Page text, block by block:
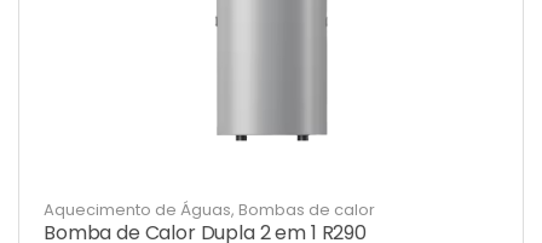
Aquecimento de Águas, Bombas de calor
Bomba de Calor Dupla 2 em 1 R290